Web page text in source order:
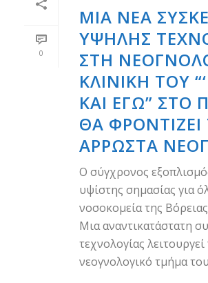
0
ΜΙΑ ΝΈΑ
ΥΨΗΛΉΣ
ΣΤΗ
ΚΛΙΝΙΚΉ ΤΟΥ
ΚΑΙ ΕΓΏ” ΣΤΟ
ΘΑ ΦΡΟΝΤΊΖΕΙ
ΆΡΡΩΣΤΑ
Ο σύγχρονος
υψίστης σημασίας για
νοσοκομεία της
Μια αναντικατάστατη
τεχνολογίας
νεογνολογικό τμήμα